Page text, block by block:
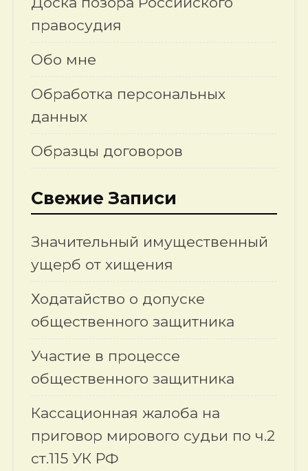
правосудия
Обо мне
Обработка персональных
данных
Образцы договоров
Свежие Записи
Значительный имущественный
ущерб от хищения
Ходатайство о допуске
общественного защитника
Участие в процессе
общественного защитника
Кассационная жалоба на
приговор мирового судьи по ч.2
ст.115 УК РФ